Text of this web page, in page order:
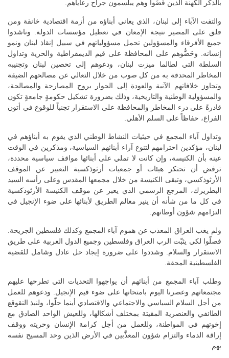
بالذكر الكهنة الذين قضَوا وهم يبلسمون جراح رعاياهم.
والتفت الآباء إلى لبنان، الذي يعاني أبناؤه من أزمة اقتصادية خانقة ومن
قلق على المصير نتيجة الإمعان في تعطيل مؤسسات الدولة. وناشدوا
جميع الأفرقاء والمسؤولين تحمل مسؤولياتهم في سبيل إنقاذ لبنان ونمو
إنسانه. وحَضُّوهم على المحافظة على قيم الديمقراطية والحرية وتداول
السلطة التي لطالما ميزت لبنان، ودعوهم إلى تحصين لبنان وتجنيبه
المخاطر المحدقة به من كل صوب من خلال التعالي عن مصالحهم الضيقة
وتجاوز خلافاتهم الآنية والعودة إلى الحوار بروح المصارحة والمصالحة،
والمسؤولية الوطنية والتاريخية، وذلك بضرورة تشكيل حكومةٍ جامعةٍ تكون
قادرةً على درء المخاطر والمحافظة على الاستقرار تجنباً للوقوع في أتون
الفراغ، حفاظاً على السلم الأهلي.
وتداول آباء المجمع في حيثيات النشاط الوطني الذي يقوم به أبناؤهم في
لبنان، مؤكدين احترامهم لتنوع آراء أبنائهم السياسية، ومذكرين في الوقت
عينه بأن الكنيسة، وإن كانت لا تملي على أبنائها مواقف سياسية محددة،
ترفض أن تحتكر هيئات أو جمعيات أرثوذكسية التعبير عن الموقف
الأرثوذكسي، وتبقى الكنيسة من خلال مجمعها المقدس وعلى رأسه السيد
البطريرك، المرجع الرسمي الذي يعبر عن موقف الكنيسة الأرثوذكسية
في كل ما من شأنه أن ينير معالم الطريق لأبنائها على ضوء الإنجيل في
التزامهم شؤون أوطانهم.
ولم يغب العراق المعذب عن هموم آباء المجمع وكذلك فلسطين الجريحة.
فصلّوا لكي يثبّت الرب العراق وفلسطين وجميع الدول العربية على طريق
الاستقرار والسلام. وشددوا على ضرورة إيجاد حل عادل وشامل للقضية
الفلسطينية المحقة.
وطلب آباء المجمع من أبنائهم أن يواجهوا التحديات التي تطرحها عليهم
مجتمعاتهم وعصرنا اليوم بامتحانها على ضوء قيم الإنجيل. ودعوهم للعمل
من أجل السلام السياسي والاجتماعي والاقتصادي أينما حلّوا، ولنبذ التقوقع
الطائفي والعنصرية المقيتة بمختلف أشكالها، وللعيش الواحد الصادق مع
إخوتهم في المواطنة، وللعمل من أجل كرامة الإنسان وحريته ووقف
إراقة الدماء والتزام شؤون المعذَّبين في الأرض الذين وحد المسيح نفسه
بهم.